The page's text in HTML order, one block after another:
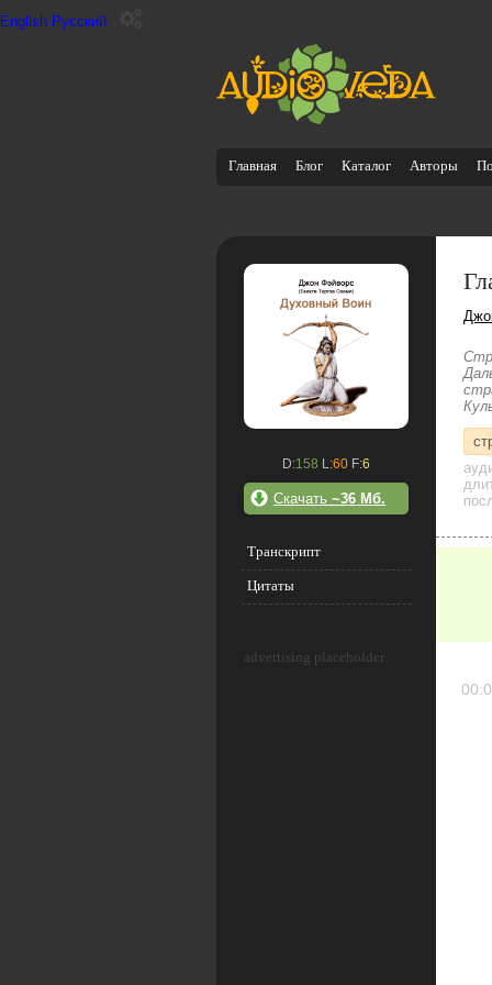
English Русский
Главная Блог Каталог Авторы
D:158 L:60 F:6
Скачать ~36 Мб.
Транскрипт
Цитаты
advertising placeholder